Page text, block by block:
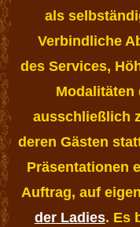
als
Verbindliche
des Services,
Modalitäten
ausschließlich
deren Gästen
Präsentationen
Auftrag, auf
der Ladies. Es